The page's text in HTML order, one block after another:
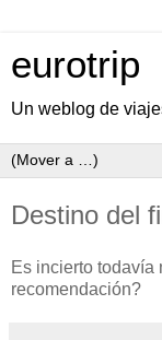
eurotrip
Un weblog de
Destino del
Es incierto todavía
recomendación?